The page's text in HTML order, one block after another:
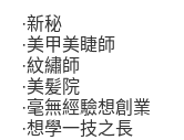
·新秘
·美甲美睫師
·紋繡師
·美髪院
·毫無經驗想創業
·想學一技之長